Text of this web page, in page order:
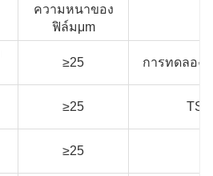
ความหนาของ
ฟิล์มμm
≥25 การทดลอง
≥25
≥25